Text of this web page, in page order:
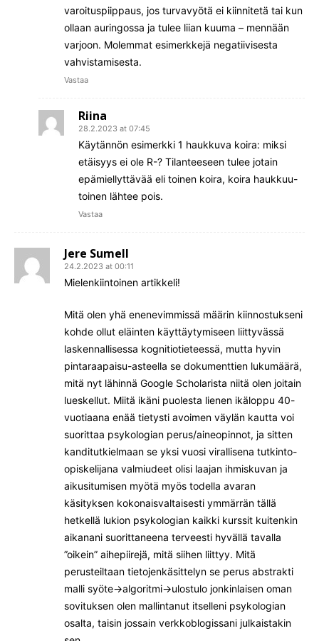
varoituspiippaus, jos turvavyötä ei kiinnitetä tai kun
ollaan auringossa ja tulee liian kuuma – mennään
varjoon. Molemmat esimerkkejä negatiivisesta
vahvistamisesta.
Vastaa
Riina
28.2.2023 at 07:45
Käytännön esimerkki 1 haukkuva koira: miksi
etäisyys ei ole R-? Tilanteeseen tulee jotain
epämiellyttävää eli toinen koira, koira haukkuu-
toinen lähtee pois.
Vastaa
Jere Sumell
24.2.2023 at 00:11
Mielenkiintoinen artikkeli!
Mitä olen yhä enenevimmissä määrin kiinnostukseni
kohde ollut eläinten käyttäytymiseen liittyvässä
laskennallisessa kognitiotieteessä, mutta hyvin
pintaraapaisu-asteella se dokumenttien lukumäärä,
mitä nyt lähinnä Google Scholarista niitä olen joitain
lueskellut. Miitä ikäni puolesta lienen ikäloppu 40-
vuotiaana enää tietysti avoimen väylän kautta voi
suorittaa psykologian perus/aineopinnot, ja sitten
kanditutkielmaan se yksi vuosi virallisena tutkinto-
opiskelijana valmiudeet olisi laajan ihmiskuvan ja
aikusitumisen myötä myös todella avaran
käsityksen kokonaisvaltaisesti ymmärrän tällä
hetkellä lukion psykologian kaikki kurssit kuitenkin
aikanani suorittaneena terveesti hyvällä tavalla
”oikein” aihepiirejä, mitä siihen liittyy. Mitä
perusteiltaan tietojenkäsittelyn se perus abstrakti
malli syöte->algoritmi->ulostulo jonkinlaisen oman
sovituksen olen mallintanut itselleni psykologian
osalta, taisin jossain verkkoblogissani julkaistakin